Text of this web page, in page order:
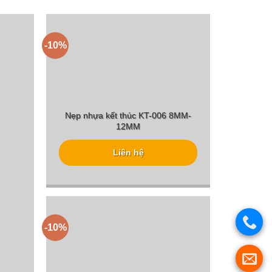
-10%
Nẹp nhựa kết thúc KT-006 8MM-
12MM
Liên hệ
-10%